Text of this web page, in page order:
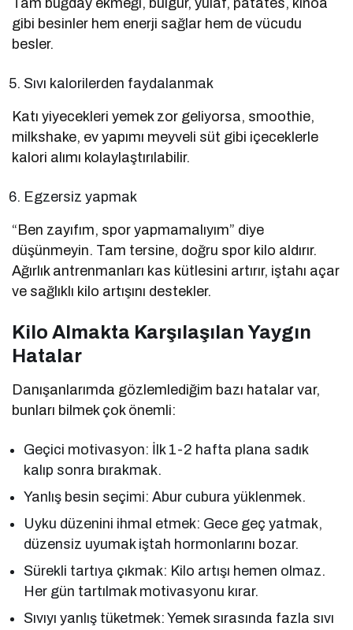
Tam buğday ekmeği, bulgur, yulaf, patates, kinoa
gibi besinler hem enerji sağlar hem de vücudu
besler.
Sıvı kalorilerden faydalanmak
Katı yiyecekleri yemek zor geliyorsa, smoothie,
milkshake, ev yapımı meyveli süt gibi içeceklerle
kalori alımı kolaylaştırılabilir.
Egzersiz yapmak
“Ben zayıfım, spor yapmamalıyım” diye
düşünmeyin. Tam tersine, doğru spor kilo aldırır.
Ağırlık antrenmanları kas kütlesini artırır, iştahı açar
ve sağlıklı kilo artışını destekler.
Kilo Almakta Karşılaşılan Yaygın
Hatalar
Danışanlarımda gözlemlediğim bazı hatalar var,
bunları bilmek çok önemli:
Geçici motivasyon: İlk 1-2 hafta plana sadık
kalıp sonra bırakmak.
Yanlış besin seçimi: Abur cubura yüklenmek.
Uyku düzenini ihmal etmek: Gece geç yatmak,
düzensiz uyumak iştah hormonlarını bozar.
Sürekli tartıya çıkmak: Kilo artışı hemen olmaz.
Her gün tartılmak motivasyonu kırar.
Sıvıyı yanlış tüketmek: Yemek sırasında fazla sıvı